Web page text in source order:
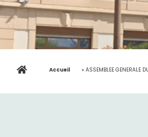
Accueil » ASSEMBLEE GENERALE